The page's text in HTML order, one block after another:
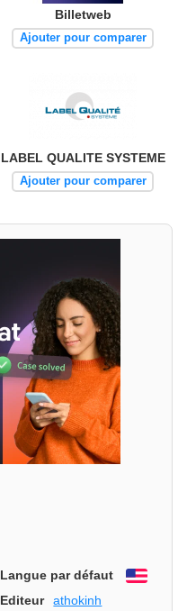
Billetweb
Ajouter pour comparer
LABEL QUALITE SYSTEME
Ajouter pour comparer
Langue par défaut
Editeur athokinh